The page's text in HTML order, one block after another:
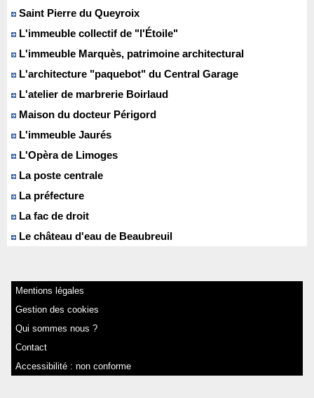
Saint Pierre du Queyroix
L'immeuble collectif de "l'Étoile"
L'immeuble Marquès, patrimoine architectural
L'architecture "paquebot" du Central Garage
L'atelier de marbrerie Boirlaud
Maison du docteur Périgord
L'immeuble Jaurés
L'Opèra de Limoges
La poste centrale
La préfecture
La fac de droit
Le château d'eau de Beaubreuil
Mentions légales
Gestion des cookies
Qui sommes nous ?
Contact
Accessibilité : non conforme